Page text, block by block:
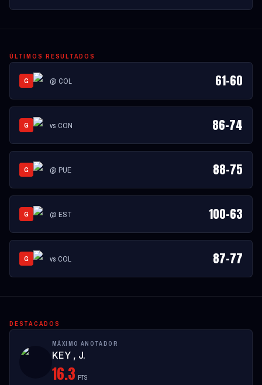
ÚLTIMOS RESULTADOS
G @ COL 61-60
G vs CON 86-74
G @ PUE 88-75
G @ EST 100-63
G vs COL 87-77
DESTACADOS
MÁXIMO ANOTADOR
KEY , J.
16.3 PTS